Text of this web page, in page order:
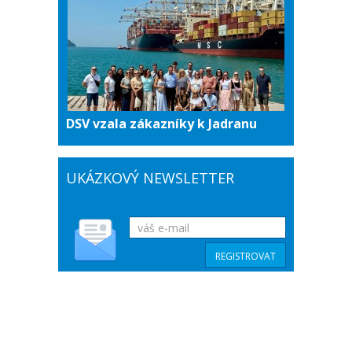
DSV vzala zákazníky k Jadranu
UKÁZKOVÝ NEWSLETTER